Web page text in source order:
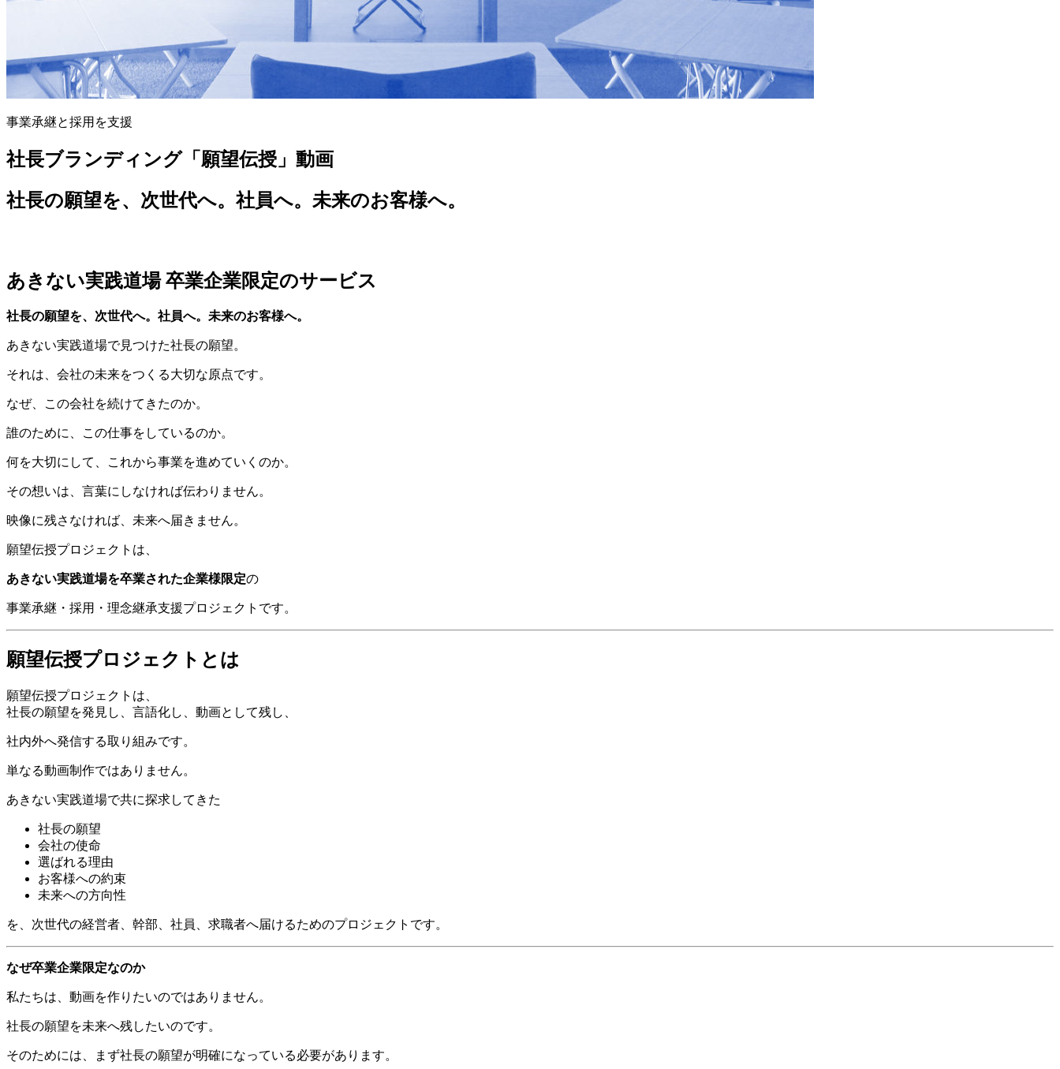
事業承継と採用を支援
社長ブランディング「願望伝授」動画
社長の願望を、次世代へ。社員へ。未来のお客様へ。
あきない実践道場 卒業企業限定のサービス
社長の願望を、次世代へ。社員へ。未来のお客様へ。
あきない実践道場で見つけた社長の願望。
それは、会社の未来をつくる大切な原点です。
なぜ、この会社を続けてきたのか。
誰のために、この仕事をしているのか。
何を大切にして、これから事業を進めていくのか。
その想いは、言葉にしなければ伝わりません。
映像に残さなければ、未来へ届きません。
願望伝授プロジェクトは、
あきない実践道場を卒業された企業様限定の
事業承継・採用・理念継承支援プロジェクトです。
願望伝授プロジェクトとは
願望伝授プロジェクトは、
社長の願望を発見し、言語化し、動画として残し、
社内外へ発信する取り組みです。
単なる動画制作ではありません。
あきない実践道場で共に探求してきた
社長の願望
会社の使命
選ばれる理由
お客様への約束
未来への方向性
を、次世代の経営者、幹部、社員、求職者へ届けるためのプロジェクトです。
なぜ卒業企業限定なのか
私たちは、動画を作りたいのではありません。
社長の願望を未来へ残したいのです。
そのためには、まず社長の願望が明確になっている必要があります。